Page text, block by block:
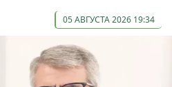
05 АВГУСТА 2026 19:34